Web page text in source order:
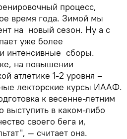
процесс,
время года. Зимой мы
на новый сезон. Ну а с
уже более
интенсивные сборы.
на повышении
атлетике 1-2 уровня –
лекторские курсы ИААФ.
к весенне-летним
выступить в каком-либо
своего бега и,
— считает она.